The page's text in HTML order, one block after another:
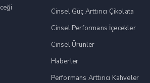
Cinsel Güç Arttırıcı Çikolata
Cinsel Performans İçecekler
Cinsel Ürünler
Haberler
Performans Arttırıcı Kahveler